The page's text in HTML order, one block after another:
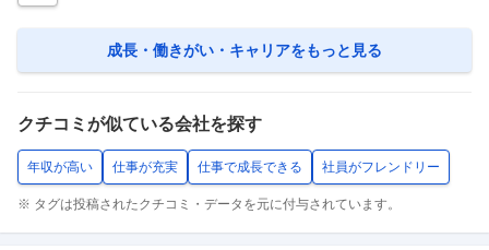
成長・働きがい・キャリアをもっと見る
クチコミが似ている会社を探す
年収が高い 仕事が充実 仕事で成長できる 社員がフレンドリー
※ タグは投稿されたクチコミ・データを元に付与されています。